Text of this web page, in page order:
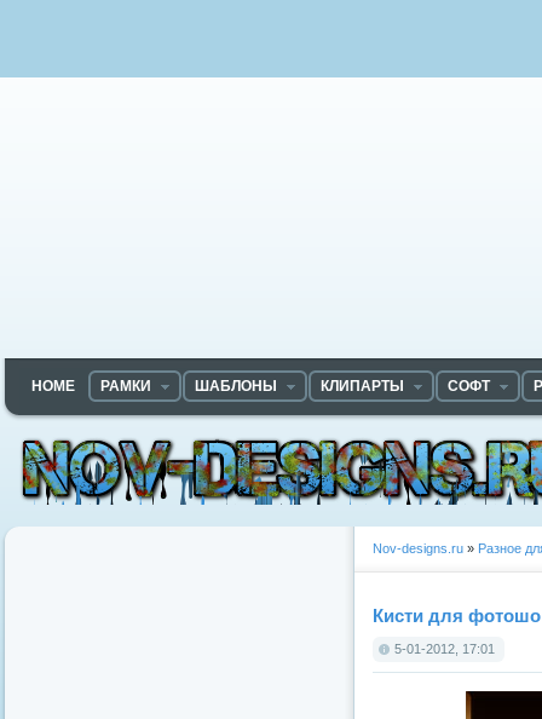
HOME РАМКИ ШАБЛОНЫ КЛИПАРТЫ СОФТ
Nov-designs.ru » Разное
Кисти для
5-01-2012, 17:01